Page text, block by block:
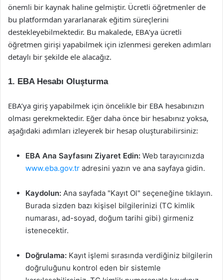
önemli bir kaynak haline gelmiştir. Ücretli öğretmenler de
bu platformdan yararlanarak eğitim süreçlerini
destekleyebilmektedir. Bu makalede, EBA’ya ücretli
öğretmen girişi yapabilmek için izlenmesi gereken adımları
detaylı bir şekilde ele alacağız.
1. EBA Hesabı Oluşturma
EBA’ya giriş yapabilmek için öncelikle bir EBA hesabınızın
olması gerekmektedir. Eğer daha önce bir hesabınız yoksa,
aşağıdaki adımları izleyerek bir hesap oluşturabilirsiniz:
EBA Ana Sayfasını Ziyaret Edin: Web tarayıcınızda
www.eba.gov.tr adresini yazın ve ana sayfaya gidin.
Kaydolun: Ana sayfada "Kayıt Ol" seçeneğine tıklayın.
Burada sizden bazı kişisel bilgilerinizi (TC kimlik
numarası, ad-soyad, doğum tarihi gibi) girmeniz
istenecektir.
Doğrulama: Kayıt işlemi sırasında verdiğiniz bilgilerin
doğruluğunu kontrol eden bir sistemle